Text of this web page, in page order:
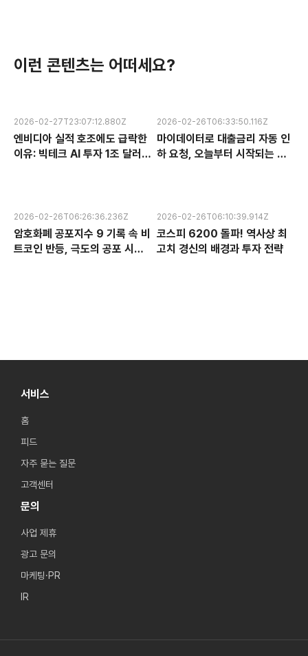
이런 콘텐츠는 어떠세요?
2026-02-27T23:07:12.880Z
엔비디아 실적 호조에도 급락한
이유: 빅테크 AI 투자 1조 달러의
2026-02-26T06:33:50.116Z
마이데이터로 대출금리 자동 인
하 요청, 오늘부터 시작되는 금
2026-02-26T06:26:36.236Z
암호화폐 공포지수 9 기록 속 비
트코인 반등, 극도의 공포 시장
2026-02-26T06:10:39.914Z
코스피 6200 돌파! 역사상 최
고치 경신의 배경과 투자 전략
서비스
홈
피드
자주 묻는 질문
고객센터
문의
사업 제휴
광고 문의
마케팅·PR
IR